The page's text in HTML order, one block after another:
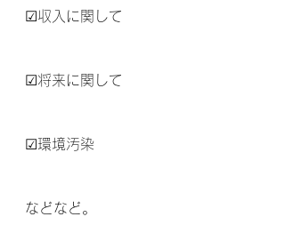
☑収入に関して
☑将来に関して
☑環境汚染
などなど。